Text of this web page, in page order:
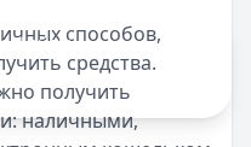
способов,
средства.
получить
наличными,
файлы.